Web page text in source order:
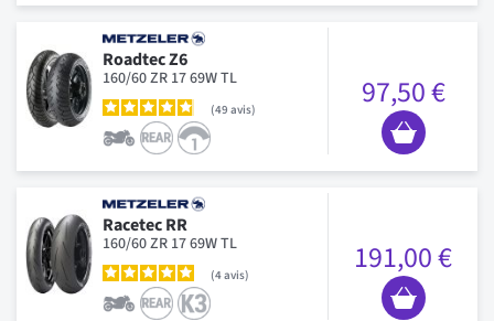
Roadtec Z6
160/60 ZR 17 69W TL
49 avis 97,50 €
Racetec RR
160/60 ZR 17 69W TL
4avis 191,00 €